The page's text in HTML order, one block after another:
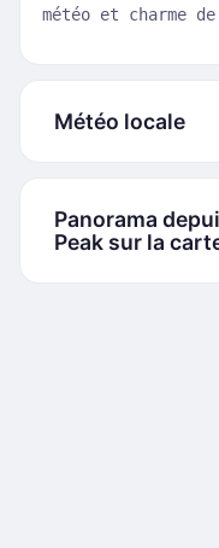
météo et charme
Météo locale
Panorama
Peak sur la